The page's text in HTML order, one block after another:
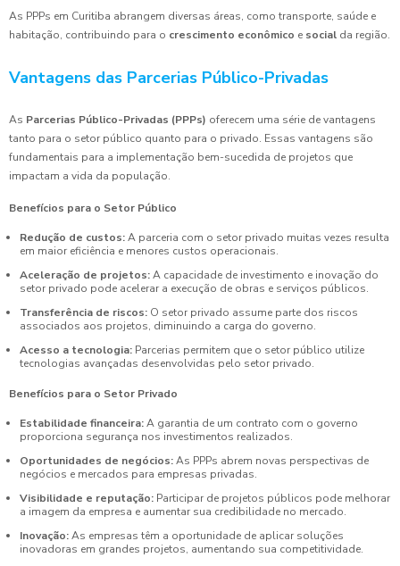
As PPPs em Curitiba abrangem diversas áreas, como transporte, saúde e
habitação, contribuindo para o crescimento econômico e social da região.
Vantagens das Parcerias Público-Privadas
As Parcerias Público-Privadas (PPPs) oferecem uma série de vantagens
tanto para o setor público quanto para o privado. Essas vantagens são
fundamentais para a implementação bem-sucedida de projetos que
impactam a vida da população.
Benefícios para o Setor Público
Redução de custos:A parceria com o setor privado muitas vezes resulta
em maior eficiência e menores custos operacionais.
Aceleração de projetos:A capacidade de investimento e inovação do
setor privado pode acelerar a execução de obras e serviços públicos.
Transferência de riscos: O setor privado assume parte dos riscos
associados aos projetos, diminuindo a carga do governo.
Acesso a tecnologia: Parcerias permitem que o setor público utilize
tecnologias avançadas desenvolvidas pelo setor privado.
Benefícios para o Setor Privado
Estabilidade financeira:A garantia de um contrato com o governo
proporciona segurança nos investimentos realizados.
Oportunidades de negócios:As PPPs abrem novas perspectivas de
negócios e mercados para empresas privadas.
Visibilidade e reputação: Participar de projetos públicos pode melhorar
a imagem da empresa e aumentar sua credibilidade no mercado.
Inovação:As empresas têm a oportunidade de aplicar soluções
inovadoras em grandes projetos, aumentando sua competitividade.